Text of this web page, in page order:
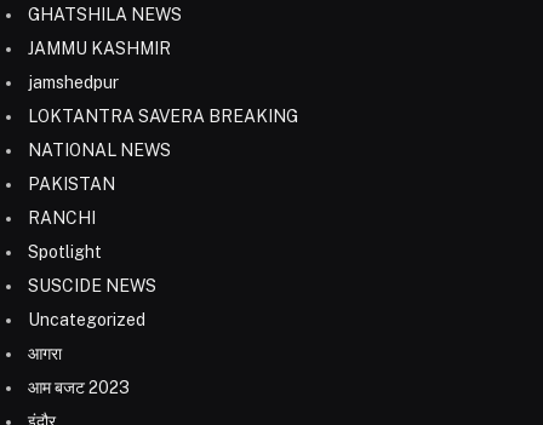
GHATSHILA NEWS
JAMMU KASHMIR
jamshedpur
LOKTANTRA SAVERA BREAKING
NATIONAL NEWS
PAKISTAN
RANCHI
Spotlight
SUSCIDE NEWS
Uncategorized
आगरा
आम बजट 2023